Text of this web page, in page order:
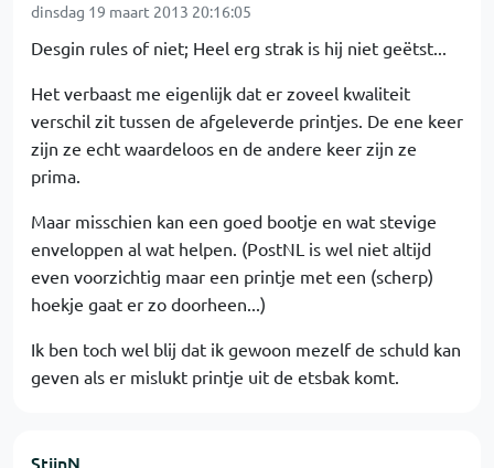
dinsdag 19 maart 2013 20:16:05
Desgin rules of niet; Heel erg strak is hij niet geëtst...
Het verbaast me eigenlijk dat er zoveel kwaliteit
verschil zit tussen de afgeleverde printjes. De ene keer
zijn ze echt waardeloos en de andere keer zijn ze
prima.
Maar misschien kan een goed bootje en wat stevige
enveloppen al wat helpen. (PostNL is wel niet altijd
even voorzichtig maar een printje met een (scherp)
hoekje gaat er zo doorheen...)
Ik ben toch wel blij dat ik gewoon mezelf de schuld kan
geven als er mislukt printje uit de etsbak komt.
StijnN